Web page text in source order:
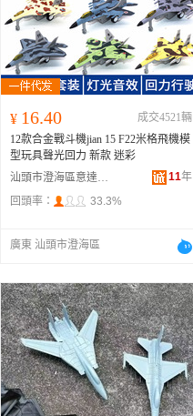
¥ 16.40
成交4521輛
12款合金戰斗機jian 15 F22米格飛機模
型玩具聲光回力 新款 迷彩
汕頭市澄海區意達鑫玩具工藝廠
11年
回頭率：
33.3%
廣東 汕頭市澄海區